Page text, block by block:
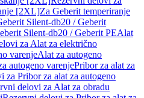
[2XL]Za Geberit temperiranje
Silent-db20 / Geberit
Silent-db20 / Geberit PEAlat
za Alat za električno
varenjeAlat za autogeno
autogeno varenjePribor za alat za
za Pribor za alat za autogeno
delovi za Alat za obradu